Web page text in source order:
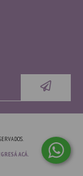
ACÁ.